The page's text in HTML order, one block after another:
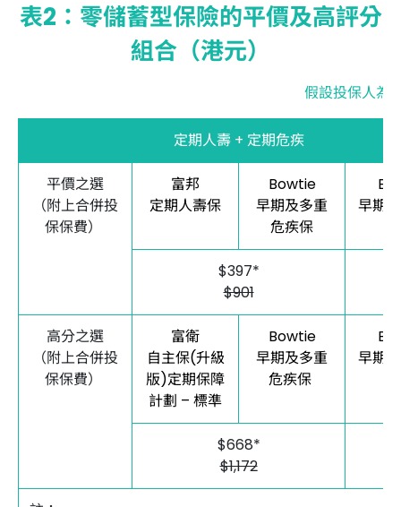
表2：零儲蓄型保險的平價及高評分
組合（港元）
假設投保人為
定期人壽 + 定期危疾
平價之選
（附上合併投
保保費）
富邦
定期人壽保
Bowtie
早期及多重
危疾保
早期
$397*
$901
高分之選
（附上合併投
保保費）
富衛
自主保(升級
版)定期保障
計劃 – 標準
Bowtie
早期及多重
危疾保
早期
$668*
$1,172